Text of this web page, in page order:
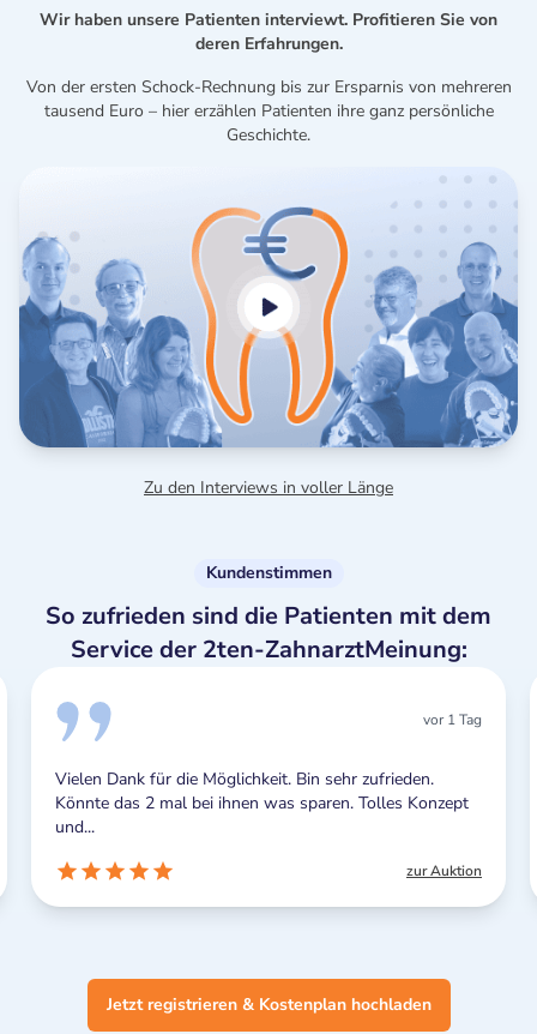
Wir haben unsere Patienten interviewt. Profitieren Sie von
deren Erfahrungen.
Von der ersten Schock-Rechnung bis zur Ersparnis von mehreren
tausend Euro – hier erzählen Patienten ihre ganz persönliche
Geschichte.
Zu den Interviews in voller Länge
Kundenstimmen
So zufrieden sind die Patienten mit dem
Service der 2ten-ZahnarztMeinung:
Möglichkeit. Bin sehr zufrieden.
ihnen was sparen. Tolles Konzept
Ich kann nichts
Benachrichtigungen
Jetzt registrieren & Kostenplan hochladen